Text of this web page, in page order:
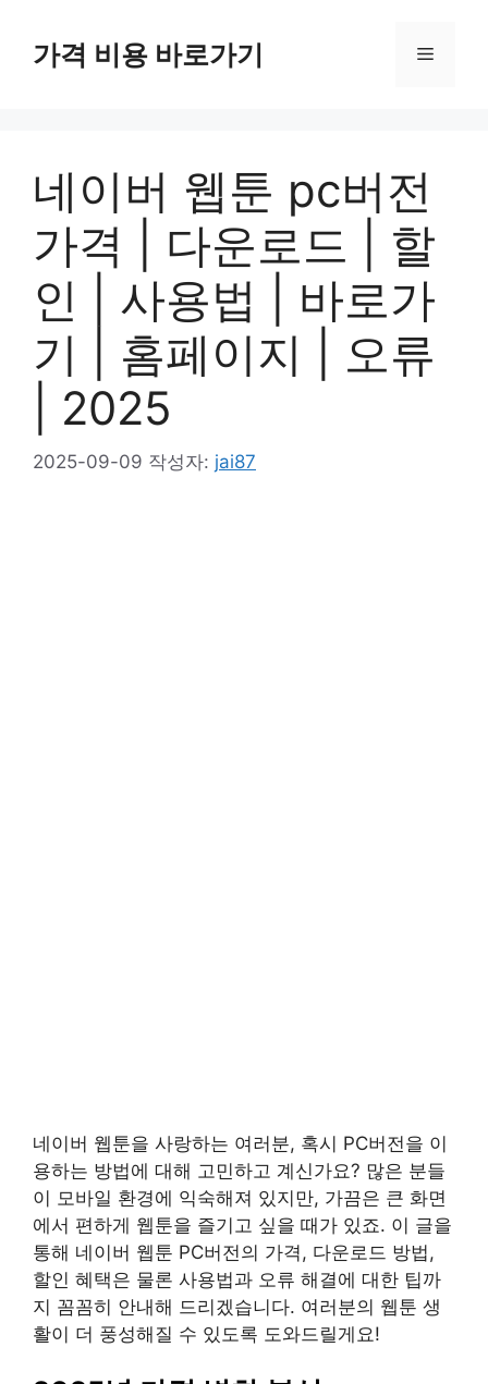
가격 비용 바로가기 메
네이버 웹툰 pc버전
가격 | 다운로드 | 할
인 | 사용법 | 바로가
기 | 홈페이지 | 오류
| 2025
2025-09-09 작성자: jai87
네이버 웹툰을 사랑하는 여러분, 혹시 PC버전을 이
용하는 방법에 대해 고민하고 계신가요? 많은 분들
이 모바일 환경에 익숙해져 있지만, 가끔은 큰 화면
에서 편하게 웹툰을 즐기고 싶을 때가 있죠. 이 글을
통해 네이버 웹툰 PC버전의 가격, 다운로드 방법,
할인 혜택은 물론 사용법과 오류 해결에 대한 팁까
지 꼼꼼히 안내해 드리겠습니다. 여러분의 웹툰 생
활이 더 풍성해질 수 있도록 도와드릴게요!